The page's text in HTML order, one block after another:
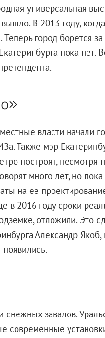
универсальная
В 2013 году,
город борется
пока нет.
власти начали
Также мэр
построят, несмотря
много лет, но
на ее
в 2016 году сроки
отложили. Это
Александр Якоб,
завалов.
современные